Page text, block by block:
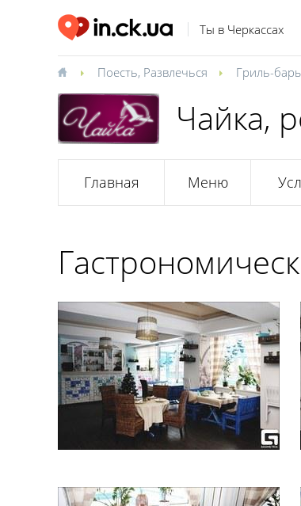
Ты в Черкассах
Поесть, Развлечься Гриль-
Чайка,
Главная Меню